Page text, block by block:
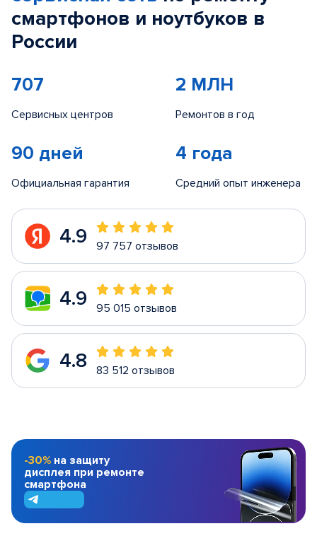
смартфонов и ноутбуков в
России
707
Сервисных центров
2 МЛН
Ремонтов в год
90 дней
Официальная гарантия
4 года
Средний опыт инженера
4.9 97 757 отзывов
4.9 95 015 отзывов
4.8 83 512 отзывов
-30% на защиту
дисплея при ремонте
смартфона